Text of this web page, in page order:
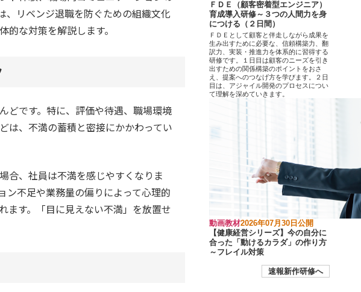
、リベンジ退職を防ぐための組織文化
な対策を解説します。
どです。特に、評価や待遇、職場環境
は、不満の蓄積と密接にかかわってい
合、社員は不満を感じやすくなりま
ン不足や業務量の偏りによって心理的
ます。「目に見えない不満」を放置せ
ＦＤＥ（顧客密着型エンジニア）
育成導入研修～３つの人間力を身
につける（２日間）
ＦＤＥとして顧客と伴走しながら成果を
生み出すために必要な、信頼構築力、翻
訳力、実装・推進力を体系的に習得する
研修です。１日目は顧客のニーズを引き
出すための関係構築のポイントをおさ
え、提案へのつなげ方を学びます。２日
目は、アジャイル開発のプロセスについ
て理解を深めていきます。
動画教材2026年07月30日公開
【健康経営シリーズ】今の自分に
合った「動けるカラダ」の作り方
～フレイル対策
速報新作研修へ